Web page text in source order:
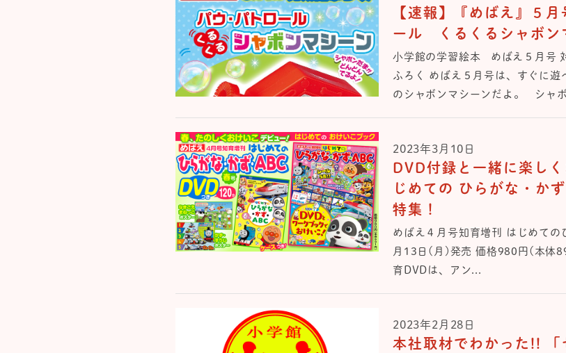
【速報】『めばえ』５
ール くるくるシャボン
小学館の学習絵本 めばえ５月号
ふろく めばえ５月号は、すぐに
のシャボンマシーンだよ。 シャボ
2023年3月10日
DVD付録と一緒に楽し
じめての ひらがな・か
特集！
めばえ４月号知育増刊 はじめて
月13日(月)発売 価格980円(本
育DVDは、アン...
2023年2月28日
本社取材でわかった!! 「